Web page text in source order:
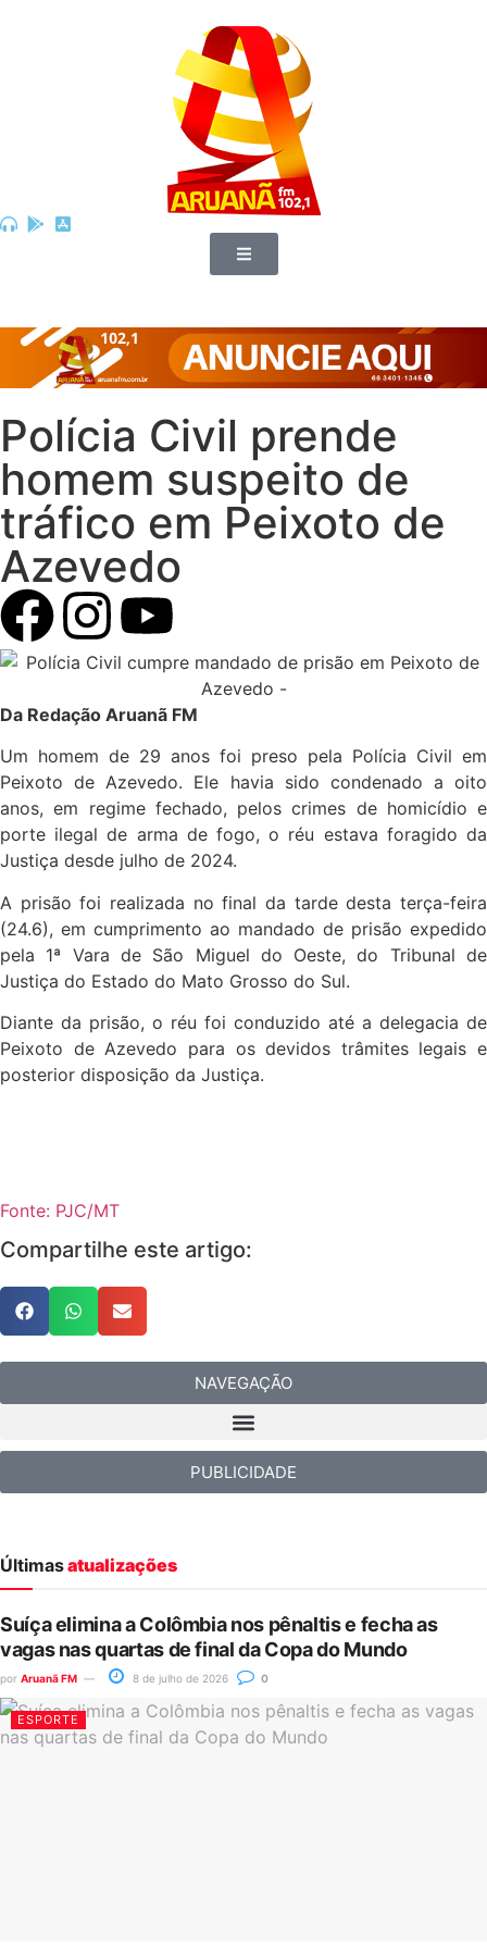
Polícia Civil prende
homem suspeito de
tráfico em Peixoto de
Azevedo
Da Redação Aruanã FM
Um homem de 29 anos foi preso pela Polícia Civil em
Peixoto de Azevedo. Ele havia sido condenado a oito
anos, em regime fechado, pelos crimes de homicídio e
porte ilegal de arma de fogo, o réu estava foragido da
Justiça desde julho de 2024.
A prisão foi realizada no final da tarde desta terça-feira
(24.6), em cumprimento ao mandado de prisão expedido
pela 1ª Vara de São Miguel do Oeste, do Tribunal de
Justiça do Estado do Mato Grosso do Sul.
Diante da prisão, o réu foi conduzido até a delegacia de
Peixoto de Azevedo para os devidos trâmites legais e
posterior disposição da Justiça.
Fonte: PJC/MT
Compartilhe este artigo:
NAVEGAÇÃO
PUBLICIDADE
Últimasatualizações
Suíça elimina a Colômbia nos pênaltis e fecha as
vagas nas quartas de final da Copa do Mundo
por Aruanã FM 8 de julho de 2026 0
ESPORTE